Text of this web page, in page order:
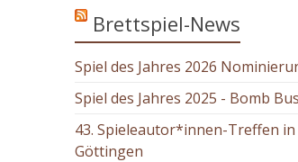
Brettspiel-News
Spiel des Jahres 2026
Spiel des Jahres 2025 - Bomb
43. Spieleautor*innen-Treffen in
Göttingen